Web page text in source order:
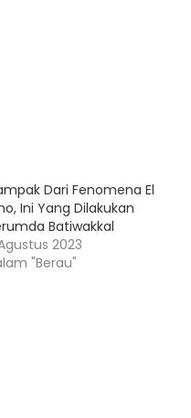
Dari Fenomena El
Ini Yang Dilakukan
Batiwakkal
Agustus 2023
"Berau"